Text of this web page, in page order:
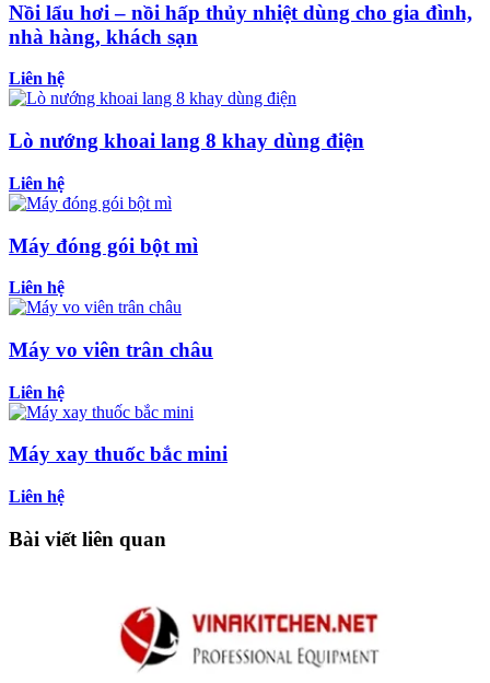
Nồi lẩu hơi – nồi hấp thủy nhiệt dùng cho gia đình,
nhà hàng, khách sạn
Liên hệ
Lò nướng khoai lang 8 khay dùng điện
Liên hệ
Máy đóng gói bột mì
Liên hệ
Máy vo viên trân châu
Liên hệ
Máy xay thuốc bắc mini
Liên hệ
Bài viết liên quan